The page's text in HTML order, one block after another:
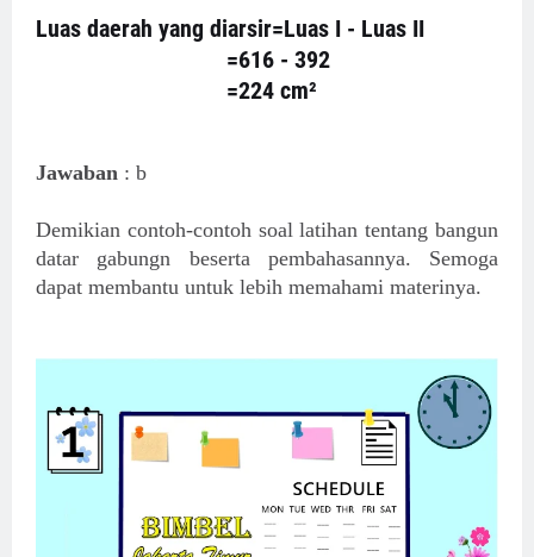
Luas daerah yang diarsir=Luas I - Luas II
=616 - 392
=224 cm²
Jawaban : b
Demikian contoh-contoh soal latihan tentang bangun
datar gabungn beserta pembahasannya. Semoga
dapat membantu untuk lebih memahami materinya.